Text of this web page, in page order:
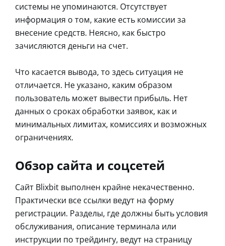
системы не упоминаются. Отсутствует
информация о том, какие есть комиссии за
внесение средств. Неясно, как быстро
зачисляются деньги на счет.
Что касается вывода, то здесь ситуация не
отличается. Не указано, каким образом
пользователь может вывести прибыль. Нет
данных о сроках обработки заявок, как и
минимальных лимитах, комиссиях и возможных
ограничениях.
Обзор сайта и соцсетей
Сайт Blixbit выполнен крайне некачественно.
Практически все ссылки ведут на форму
регистрации. Разделы, где должны быть условия
обслуживания, описание терминала или
инструкции по трейдингу, ведут на страницу